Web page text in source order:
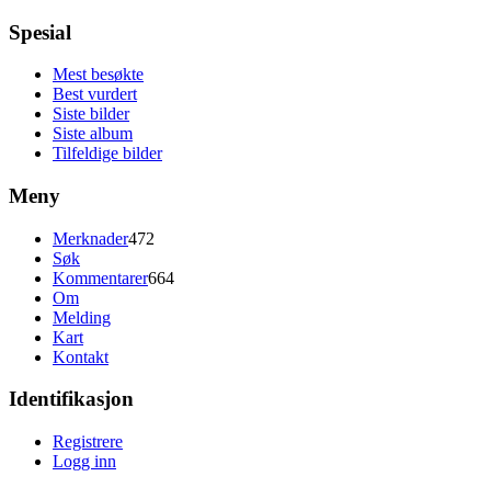
Spesial
Mest besøkte
Best vurdert
Siste bilder
Siste album
Tilfeldige bilder
Meny
Merknader472
Søk
Kommentarer664
Om
Melding
Kart
Kontakt
Identifikasjon
Registrere
Logg inn